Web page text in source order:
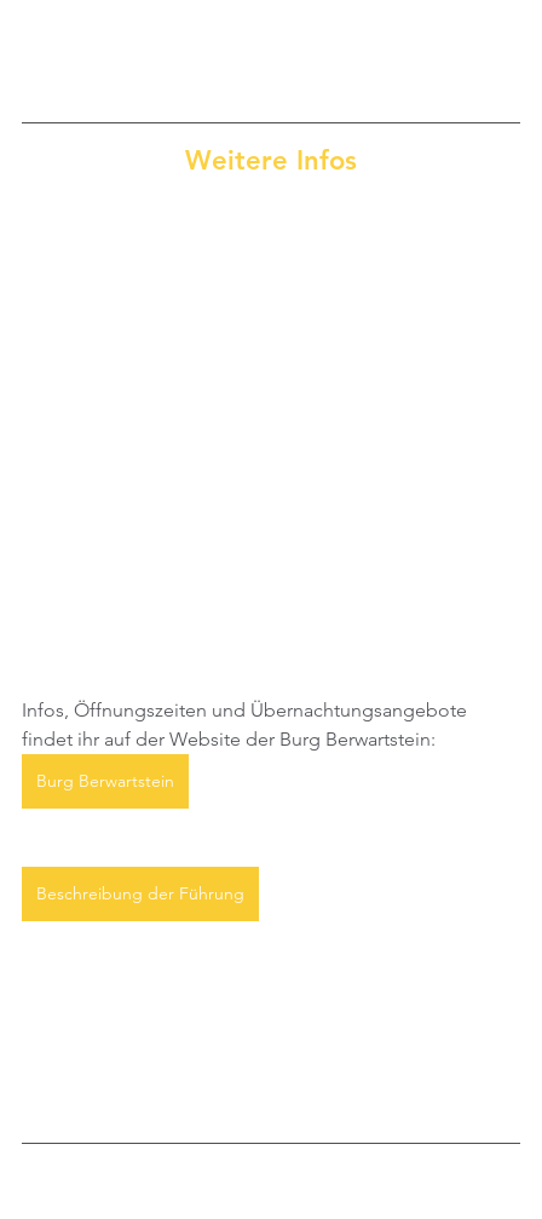
Weitere Infos
Infos, Öffnungszeiten und Übernachtungsangebote
findet ihr auf der Website der Burg Berwartstein:
Burg Berwartstein
Beschreibung der Führung